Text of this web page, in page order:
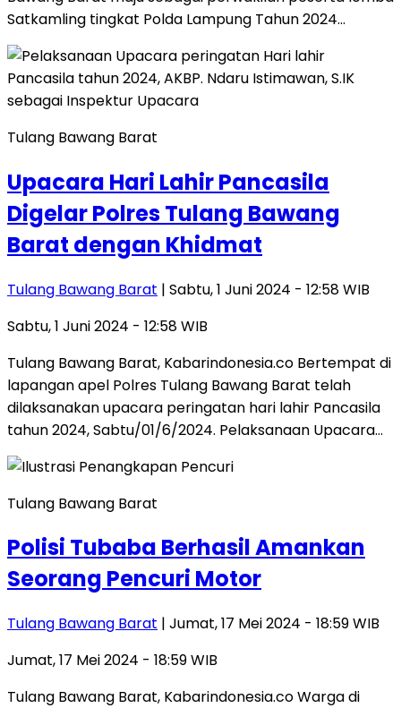
Satkamling tingkat Polda Lampung Tahun 2024…
Tulang Bawang Barat
Upacara Hari Lahir Pancasila
Digelar Polres Tulang Bawang
Barat dengan Khidmat
Tulang Bawang Barat | Sabtu, 1 Juni 2024 - 12:58 WIB
Sabtu, 1 Juni 2024 - 12:58 WIB
Tulang Bawang Barat, Kabarindonesia.co Bertempat di
lapangan apel Polres Tulang Bawang Barat telah
dilaksanakan upacara peringatan hari lahir Pancasila
tahun 2024, Sabtu/01/6/2024. Pelaksanaan Upacara…
Tulang Bawang Barat
Polisi Tubaba Berhasil Amankan
Seorang Pencuri Motor
Tulang Bawang Barat | Jumat, 17 Mei 2024 - 18:59 WIB
Jumat, 17 Mei 2024 - 18:59 WIB
Tulang Bawang Barat, Kabarindonesia.co Warga di